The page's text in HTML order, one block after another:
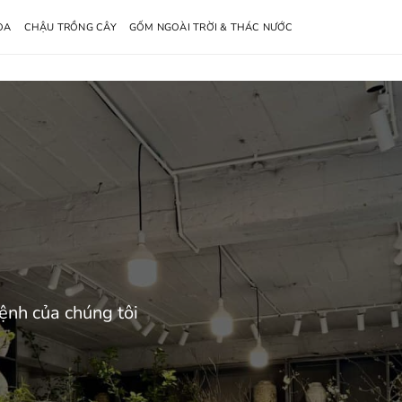
CHẬU TRỒNG CÂY GỐM NGOÀI TRỜI & THÁC NƯỚC
của chúng tôi